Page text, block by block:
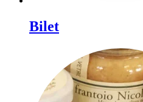
Bilet